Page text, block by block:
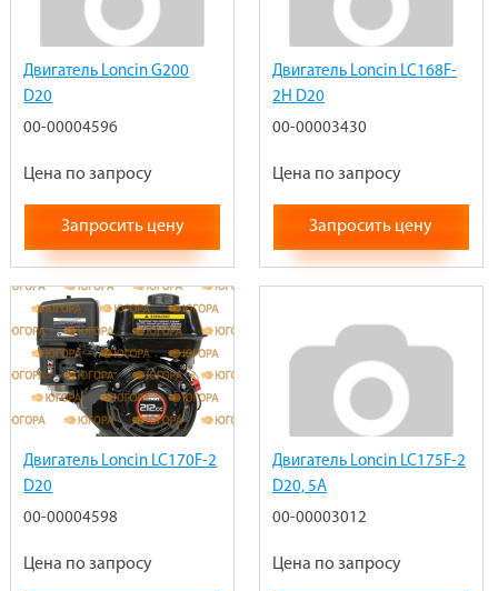
Двигатель Loncin G200
D20
00-00004596
Цена по запросу
Запросить цену
Двигатель Loncin LC168F-
2H D20
00-00003430
Цена по запросу
Запросить цену
Двигатель Loncin LC170F-2
D20
00-00004598
Цена по запросу
Двигатель Loncin LC175F-2
D20, 5А
00-00003012
Цена по запросу